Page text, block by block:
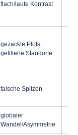
flach/laute Kontrast
gezackte Plots;
gefilterte Standorte
falsche Spitzen
globaler
Wandel/Asymmetrie